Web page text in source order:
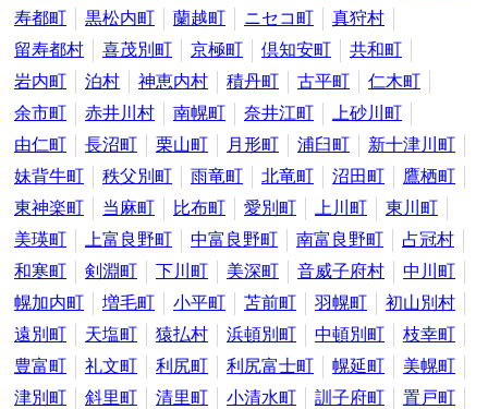
寿都町
黒松内町 蘭越町 ニセコ町
真狩村
留寿都村
喜茂別町 京極町 倶知安町
共和町
岩内町
泊村 神恵内村 積丹町 古平町
仁木町
余市町
赤井川村 南幌町 奈井江町
上砂川町
由仁町
長沼町 栗山町 月形町 浦臼町
新十津川町
妹背牛町
秩父別町 雨竜町 北竜町 沼田町
鷹栖町
東神楽町
当麻町 比布町 愛別町 上川町
東川町
美瑛町
上富良野町 中富良野町 南富良野町
占冠村
和寒町
剣淵町 下川町 美深町 音威子府村
中川町
幌加内町
増毛町 小平町 苫前町 羽幌町
初山別村
遠別町
天塩町 猿払村 浜頓別町 中頓別町
枝幸町
豊富町
礼文町 利尻町 利尻富士町 幌延町
美幌町
津別町
斜里町 清里町 小清水町 訓子府町
置戸町